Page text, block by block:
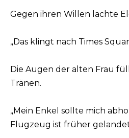
Gegen ihren Willen lachte
„Das klingt nach Times
Die Augen der alten Frau
Tränen.
„Mein Enkel sollte mich
Flugzeug ist früher